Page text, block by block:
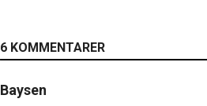
6 KOMMENTARER
Baysen